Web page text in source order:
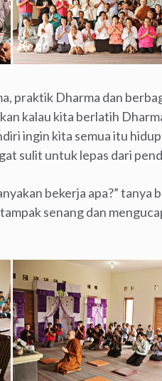
praktik Dharma dan
kalau kita berlatih
ingin kita semua itu
sulit untuk lepas dari
bekerja apa?” tanya
senang dan